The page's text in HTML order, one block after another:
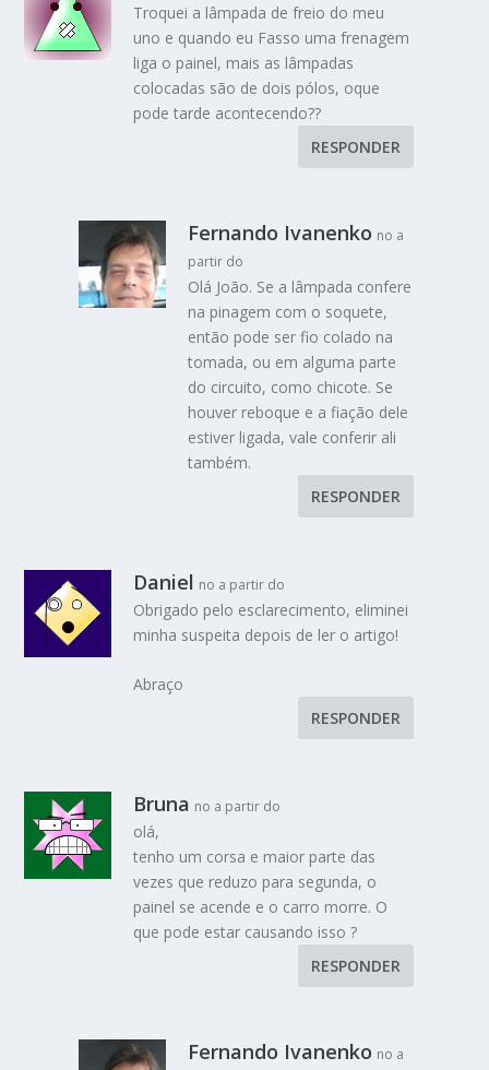
Troquei a lâmpada de freio do meu
uno e quando eu Fasso uma frenagem
liga o painel, mais as lâmpadas
colocadas são de dois pólos, oque
pode tarde acontecendo??
RESPONDER
Fernando Ivanenko no a
partir do
Olá João. Se a lâmpada confere
na pinagem com o soquete,
então pode ser fio colado na
tomada, ou em alguma parte
do circuito, como chicote. Se
houver reboque e a fiação dele
estiver ligada, vale conferir ali
também.
RESPONDER
Daniel no a partir do
Obrigado pelo esclarecimento, eliminei
minha suspeita depois de ler o artigo!
Abraço
RESPONDER
Bruna no a partir do
olá,
tenho um corsa e maior parte das
vezes que reduzo para segunda, o
painel se acende e o carro morre. O
que pode estar causando isso ?
RESPONDER
Fernando Ivanenko no a